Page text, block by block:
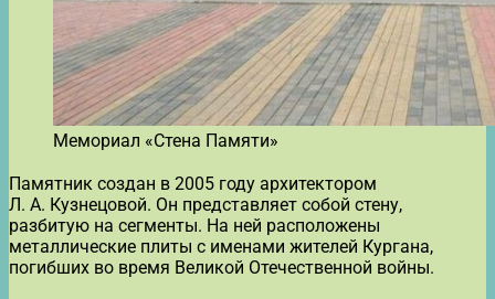
Мемориал «Стена Памяти»
Памятник создан в 2005 году архитектором
Л. А. Кузнецовой. Он представляет собой стену,
разбитую на сегменты. На ней расположены
металлические плиты с именами жителей Кургана,
погибших во время Великой Отечественной войны.